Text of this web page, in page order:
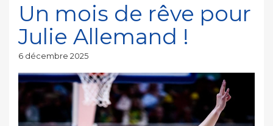
Un mois de rêve pour
Julie Allemand !
Publié
6 décembre 2025